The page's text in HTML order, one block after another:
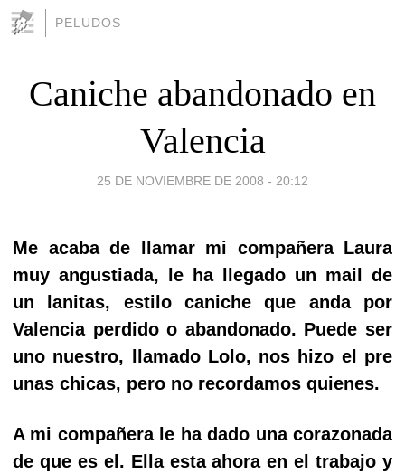
PELUDOS
Caniche abandonado en
Valencia
25 DE NOVIEMBRE DE 2008 - 20:12
Me acaba de llamar mi compañera Laura
muy angustiada, le ha llegado un mail de
un lanitas, estilo caniche que anda por
Valencia perdido o abandonado. Puede ser
uno nuestro, llamado Lolo, nos hizo el pre
unas chicas, pero no recordamos quienes.
A mi compañera le ha dado una corazonada
de que es el. Ella esta ahora en el trabajo y